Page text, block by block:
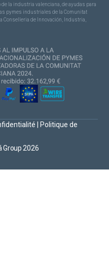
la industria valenciana, de ayudas para
pymes industriales de la Comunitat
Conselleria de Innovación, Industria,
Group 2026
Politique de